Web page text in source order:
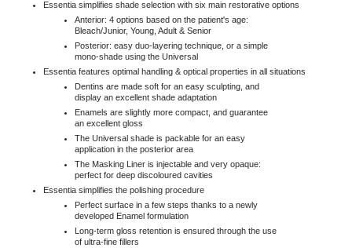
Essentia simplifies shade selection with six main restorative options
Anterior: 4 options based on the patient's age:
Bleach/Junior, Young, Adult & Senior
Posterior: easy duo-layering technique, or a simple
mono-shade using the Universal
Essentia features optimal handling & optical properties in all situations
Dentins are made soft for an easy sculpting, and
display an excellent shade adaptation
Enamels are slightly more compact, and guarantee
an excellent gloss
The Universal shade is packable for an easy
application in the posterior area
The Masking Liner is injectable and very opaque:
perfect for deep discoloured cavities
Essentia simplifies the polishing procedure
Perfect surface in a few steps thanks to a newly
developed Enamel formulation
Long-term gloss retention is ensured through the use
of ultra-fine fillers